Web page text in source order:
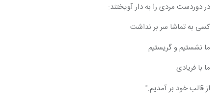
در دوردست مردی را به دار آویختند:
کسی به تماشا سر بر نداشت
ما نشستیم و گریستیم
ما با فریادی
از قالب خود بر آمدیم."